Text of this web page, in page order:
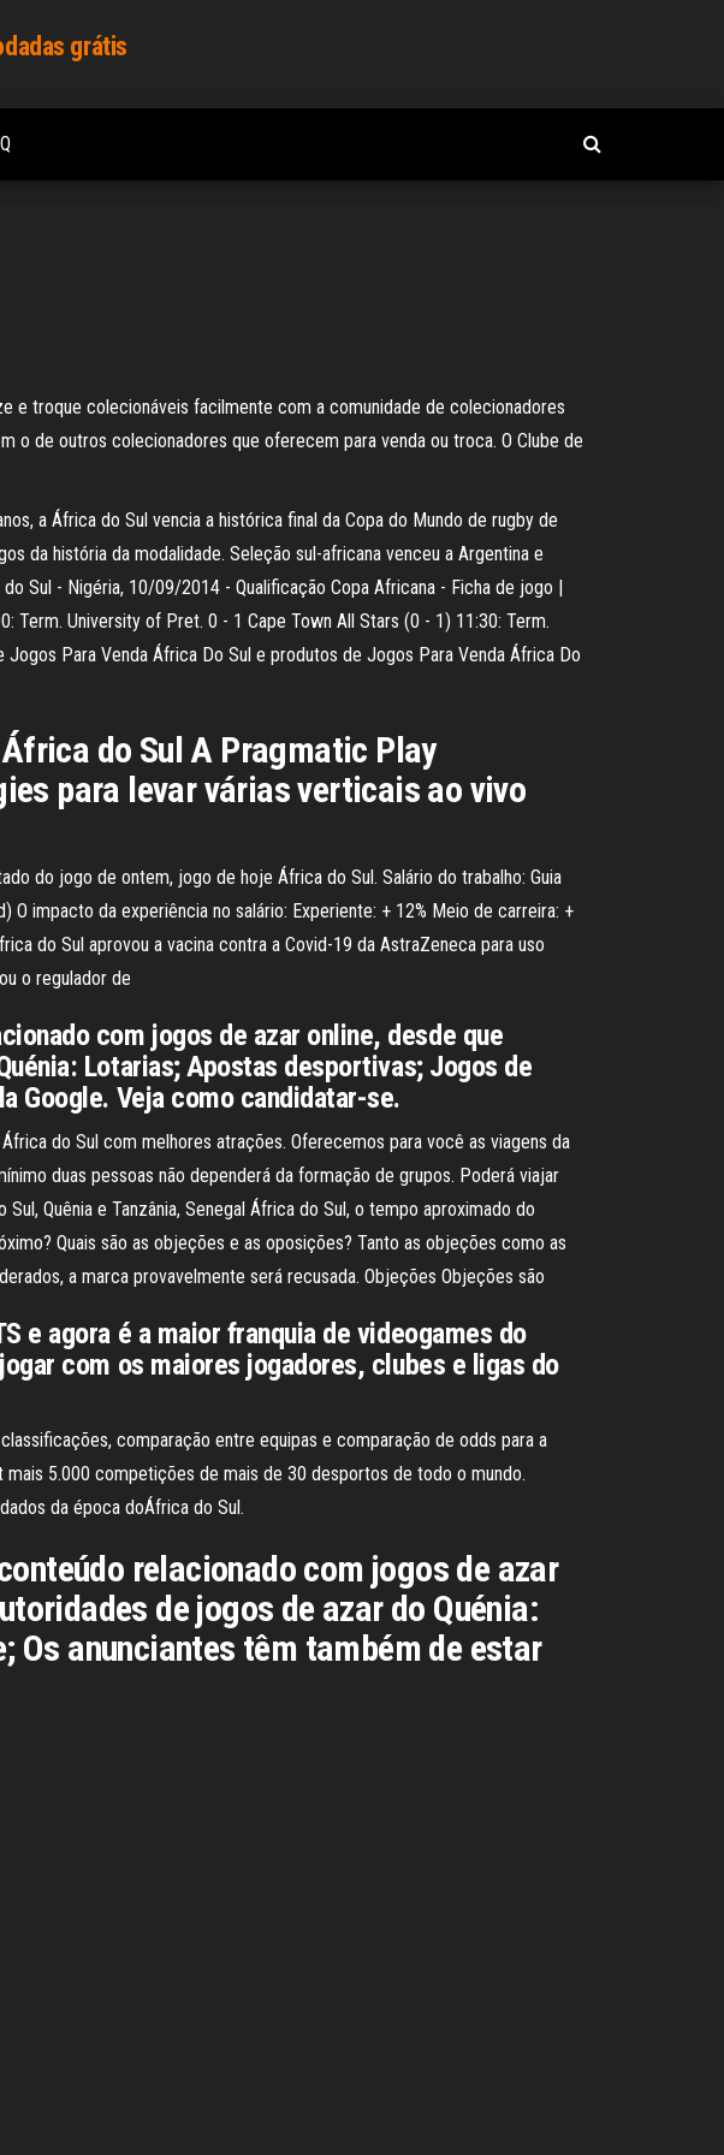
grátis
e troque colecionáveis facilmente com a comunidade de colecionadores
de outros colecionadores que oferecem para venda ou troca. O Clube de
a África do Sul vencia a histórica final da Copa do Mundo de rugby de
da história da modalidade. Seleção sul-africana venceu a Argentina e
Sul - Nigéria, 10/09/2014 - Qualificação Copa Africana - Ficha de jogo |
University of Pret. 0 - 1 Cape Town All Stars (0 - 1) 11:30: Term.
Para Venda África Do Sul e produtos de Jogos Para Venda África Do
do Sul A Pragmatic Play
para levar várias verticais ao vivo
do jogo de ontem, jogo de hoje África do Sul. Salário do trabalho: Guia
impacto da experiência no salário: Experiente: + 12% Meio de carreira: +
do Sul aprovou a vacina contra a Covid-19 da AstraZeneca para uso
o regulador de
com jogos de azar online, desde que
Lotarias; Apostas desportivas; Jogos de
Google. Veja como candidatar-se.
do Sul com melhores atrações. Oferecemos para você as viagens da
duas pessoas não dependerá da formação de grupos. Poderá viajar
Quênia e Tanzânia, Senegal África do Sul, o tempo aproximado do
Quais são as objeções e as oposições? Tanto as objeções como as
a marca provavelmente será recusada. Objeções Objeções são
e agora é a maior franquia de videogames do
com os maiores jogadores, clubes e ligas do
comparação entre equipas e comparação de odds para a
5.000 competições de mais de 30 desportos de todo o mundo.
da época doÁfrica do Sul.
relacionado com jogos de azar
de jogos de azar do Quénia:
anunciantes têm também de estar